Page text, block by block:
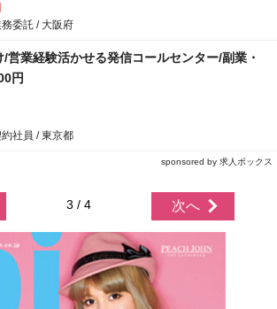
委託 / 大阪府
営業経験活かせる発信コールセンター/副業・
円
社員 / 東京都
sponsored by 求人ボックス
3 / 4 次へ